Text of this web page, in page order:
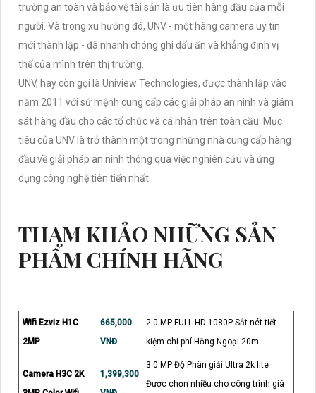
trường an toàn và bảo vệ tài sản là ưu tiên hàng đầu của mỗi
người. Và trong xu hướng đó, UNV - một hãng camera uy tín
mới thành lập - đã nhanh chóng ghi dấu ấn và khẳng định vị
thế của mình trên thị trường.
UNV, hay còn gọi là Uniview Technologies, được thành lập vào
năm 2011 với sứ mệnh cung cấp các giải pháp an ninh và giám
sát hàng đầu cho các tổ chức và cá nhân trên toàn cầu. Mục
tiêu của UNV là trở thành một trong những nhà cung cấp hàng
đầu về giải pháp an ninh thông qua việc nghiên cứu và ứng
dụng công nghệ tiên tiến nhất.
THAM KHẢO NHỮNG SẢN
PHẨM CHÍNH HÃNG
Wifi Ezviz H1C
2MP
665,000
VNĐ
2.0 MP FULL HD 1080P Sắt nét tiết
kiệm chi phí Hồng Ngoại 20m
Camera H3C 2K
1,399,300
3.0 MP Độ Phân giải Ultra 2k lite
Được chọn nhiều cho công trình giá